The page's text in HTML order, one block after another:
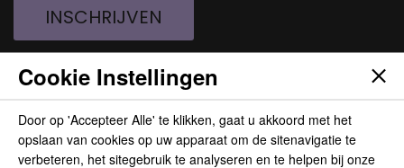
INSCHRIJVEN
Cookie Instellingen
Door op 'Accepteer Alle' te klikken, gaat u akkoord met het
opslaan van cookies op uw apparaat om de sitenavigatie te
verbeteren, het sitegebruik te analyseren en te helpen bij onze